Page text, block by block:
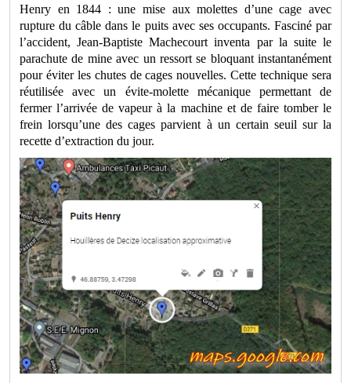
Henry en 1844 : une mise aux molettes d’une cage avec
rupture du câble dans le puits avec ses occupants. Fasciné par
l’accident, Jean-Baptiste Machecourt inventa par la suite le
parachute de mine avec un ressort se bloquant instantanément
pour éviter les chutes de cages nouvelles. Cette technique sera
réutilisée avec un évite-molette mécanique permettant de
fermer l’arrivée de vapeur à la machine et de faire tomber le
frein lorsqu’une des cages parvient à un certain seuil sur la
recette d’extraction du jour.